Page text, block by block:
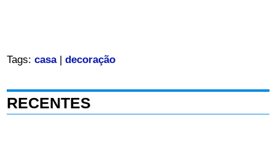
Tags: casa| decoração
RECENTES